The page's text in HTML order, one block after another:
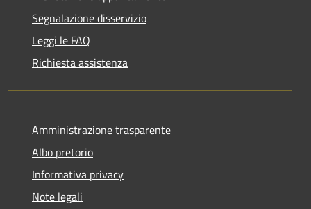
Segnalazione disservizio
Leggi le FAQ
Richiesta assistenza
Amministrazione trasparente
Albo pretorio
Informativa privacy
Note legali